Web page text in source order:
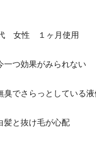
女性 １ヶ月使用
一つ効果がみられない
臭でさらっとしている液
髪と抜け毛が心配